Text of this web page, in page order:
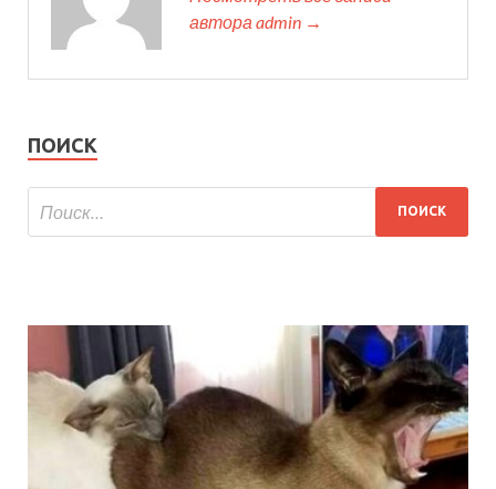
автора admin →
ПОИСК